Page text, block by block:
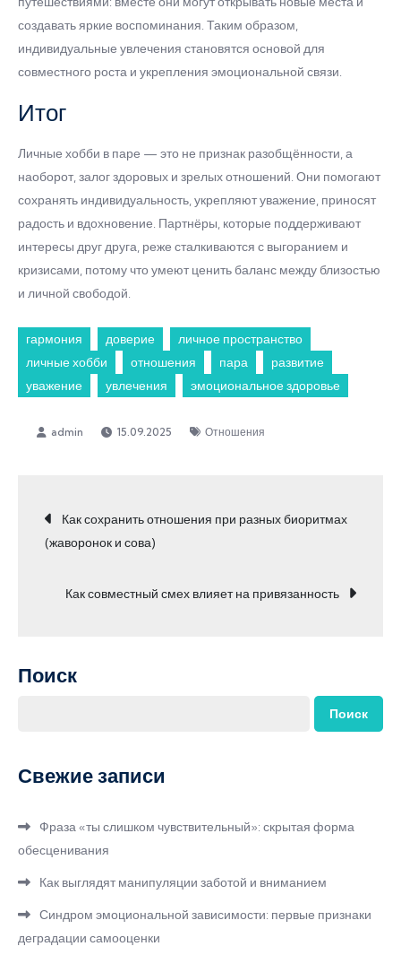
создавать яркие воспоминания. Таким образом,
индивидуальные увлечения становятся основой для
совместного роста и укрепления эмоциональной связи.
Итог
Личные хобби в паре — это не признак разобщённости, а
наоборот, залог здоровых и зрелых отношений. Они помогают
сохранять индивидуальность, укрепляют уважение, приносят
радость и вдохновение. Партнёры, которые поддерживают
интересы друг друга, реже сталкиваются с выгоранием и
кризисами, потому что умеют ценить баланс между близостью
и личной свободой.
гармония доверие
личное пространство
личные хобби
отношения пара
развитие
уважение
увлечения эмоциональное здоровье
15.09.2025 Отношения
Навигация
по
записям
Как сохранить отношения при разных биоритмах
(жаворонок и сова)
Как совместный смех влияет на привязанность
Поиск
Поиск
Свежие записи
Фраза «ты слишком чувствительный»: скрытая форма
обесценивания
Как выглядят манипуляции заботой и вниманием
Синдром эмоциональной зависимости: первые признаки
деградации самооценки